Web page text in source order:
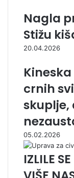
Nagla
Stižu
20.04.2026
crnih
skuplje,
05.02.2026
IZLILE